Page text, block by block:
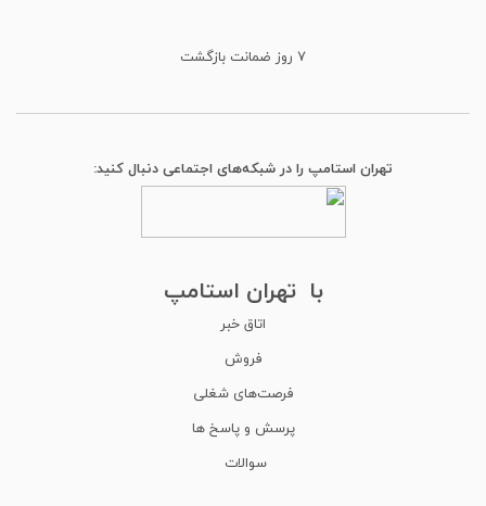
۷ روز ضمانت بازگشت
تهران استامپ را در شبکه‌های اجتماعی دنبال کنید:
با تهران استامپ
اتاق خبر
فروش
فرصت‌های شغلی
پرسش و پاسخ ها
سوالات